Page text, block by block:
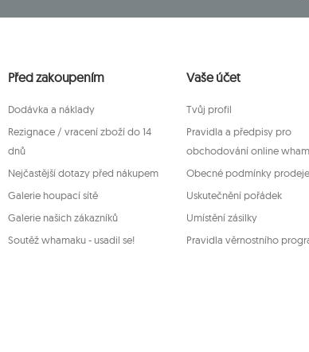
orgánu a zrušení souhlasu v libovolném
Před zakoupením
Dodávka a náklady
Rezignace / vracení zboží do 14
dnů
Nejčastější dotazy před nákupem
Galerie houpací sítě
Galerie našich zákazníků
Soutěž whamaku - usadil se!
Vaše účet
Tvůj profil
Pravidla a předpisy pro
obchodování online
Obecné podmínky prodeje
Uskutečnění pořádek
Umístění zásilky
Pravidla věrnostního